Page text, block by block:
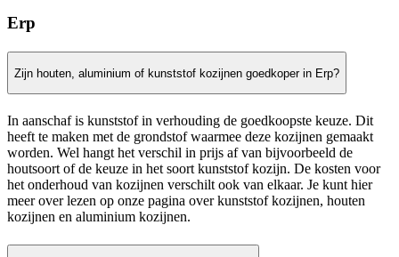
Erp
Zijn houten, aluminium of kunststof kozijnen goedkoper in Erp?
In aanschaf is kunststof in verhouding de goedkoopste keuze. Dit
heeft te maken met de grondstof waarmee deze kozijnen gemaakt
worden. Wel hangt het verschil in prijs af van bijvoorbeeld de
houtsoort of de keuze in het soort kunststof kozijn. De kosten voor
het onderhoud van kozijnen verschilt ook van elkaar. Je kunt hier
meer over lezen op onze pagina over kunststof kozijnen, houten
kozijnen en aluminium kozijnen.